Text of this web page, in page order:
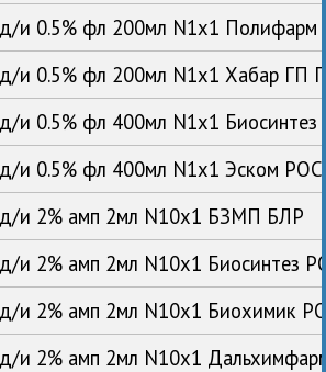
и 0.5% фл 200мл N1x1
и 0.5% фл 200мл N1x1 Хабар ГП
и 0.5% фл 400мл N1x1
и 0.5% фл 400мл N1x1 Эском РОС
и 2% амп 2мл N10x1 БЗМП БЛР
и 2% амп 2мл N10x1 Биосинтез
и 2% амп 2мл N10x1 Биохимик
и 2% амп 2мл N10x1